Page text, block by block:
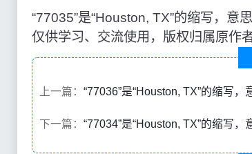
“77035”是“Houston, TX”的缩写，意
仅供学习、交流使用，版权归属原作
上一篇： “77036”是“Houston, TX”的缩写
下一篇： “77034”是“Houston, TX”的缩写